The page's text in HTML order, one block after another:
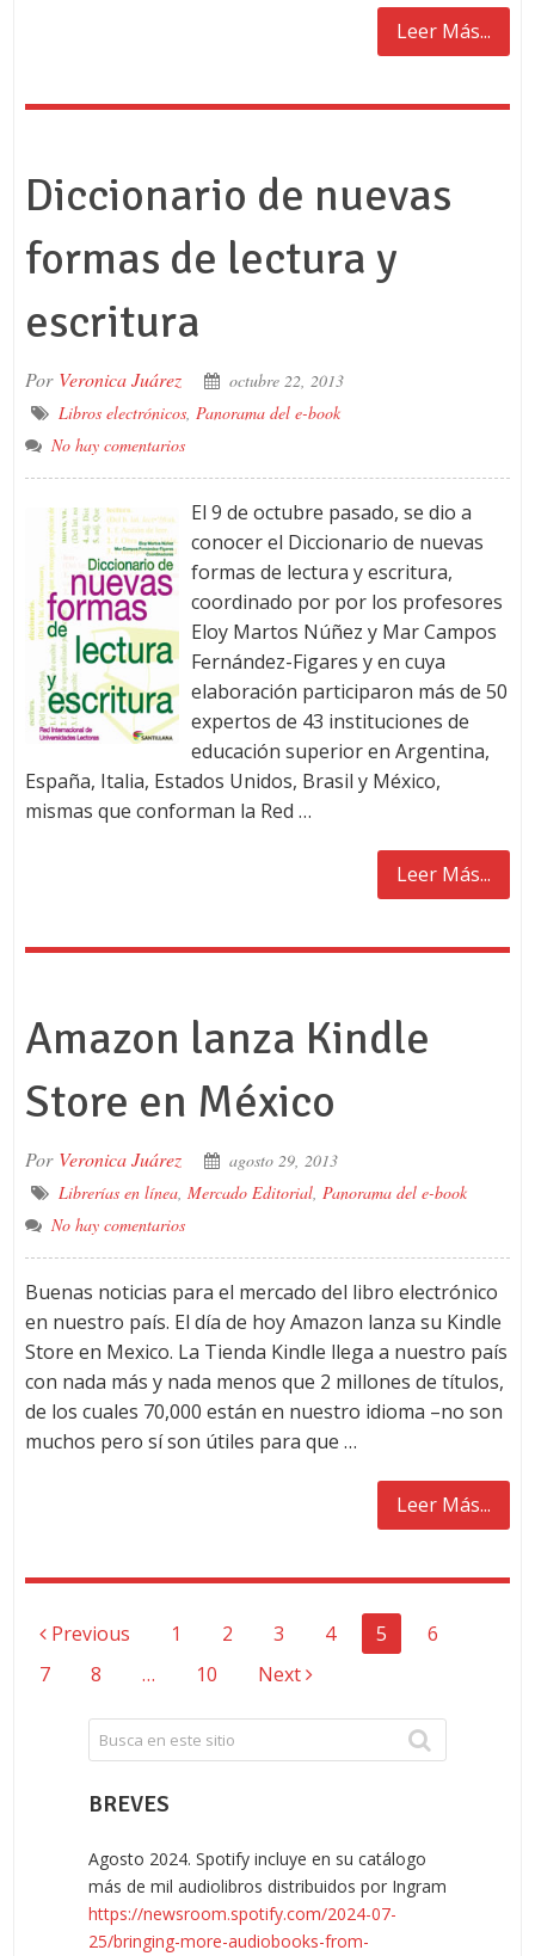
Leer Más...
Diccionario de nuevas
formas de lectura y
escritura
Por Veronica Juárez
octubre 22, 2013
Libros electrónicos, Panorama del e-book
No hay comentarios
El 9 de octubre pasado, se dio a
conocer el Diccionario de nuevas
formas de lectura y escritura,
coordinado por por los profesores
Eloy Martos Núñez y Mar Campos
Fernández-Figares y en cuya
elaboración participaron más de 50
expertos de 43 instituciones de
educación superior en Argentina,
España, Italia, Estados Unidos, Brasil y México,
mismas que conforman la Red …
Leer Más...
Amazon lanza Kindle
Store en México
Por Veronica Juárez
agosto 29, 2013
Librerías en línea, Mercado Editorial, Panorama del e-book
No hay comentarios
Buenas noticias para el mercado del libro electrónico
en nuestro país. El día de hoy Amazon lanza su Kindle
Store en Mexico. La Tienda Kindle llega a nuestro país
con nada más y nada menos que 2 millones de títulos,
de los cuales 70,000 están en nuestro idioma –no son
muchos pero sí son útiles para que …
Leer Más...
NAVEGACIÓN
DE
ENTRADAS
Previous 1 2 3 4 5
6
7
8 … 10 Next
BREVES
Agosto 2024. Spotify incluye en su catálogo
más de mil audiolibros distribuidos por Ingram
https://newsroom.spotify.com/2024-07-
25/bringing-more-audiobooks-from-